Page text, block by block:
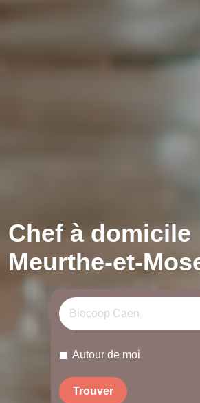
Chef à domicile
Meurthe-et-
Autour de moi
Trouver